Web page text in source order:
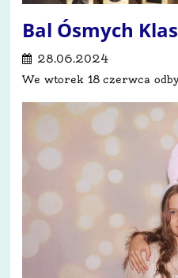
Bal Ósmych Klas
28.06.2024
We wtorek 18 czerwca